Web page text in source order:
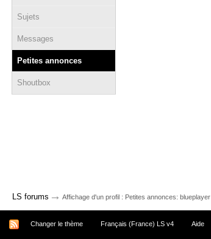
Sujets
Messages
Petites annonces
Shoutbox
LS forums → Affichage d'un profil : Petites annonces: blueplayer
Changer le thème Français (France) LS v4 Aide